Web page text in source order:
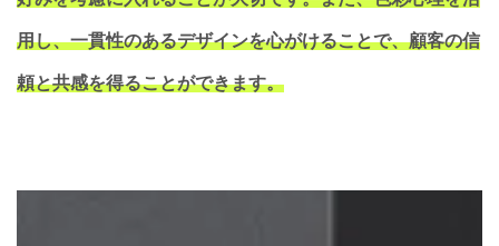
用し、一貫性のあるデザインを心がけることで、顧客の信
頼と共感を得ることができます。